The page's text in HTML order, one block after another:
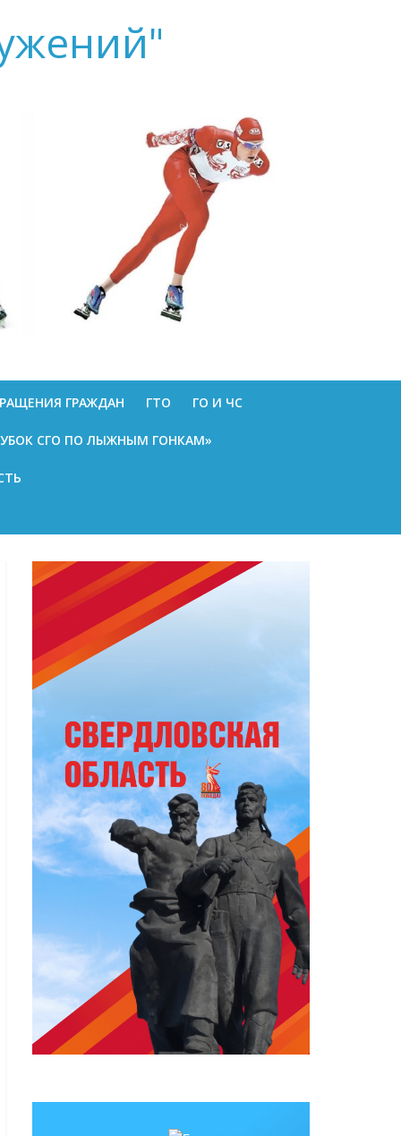
ГРАЖДАН ГТО ГО И ЧС
СГО ПО ЛЫЖНЫМ ГОНКАМ»